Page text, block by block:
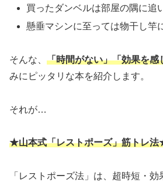
買ったダンベルは部屋の隅に追
懸垂マシンに至っては物干し竿
そんな、 「時間がない」「効果を感
みにピッタリな本を紹介します。
それが…
★山本式「レストポーズ」筋トレ
「レストポーズ法」は、超時短・